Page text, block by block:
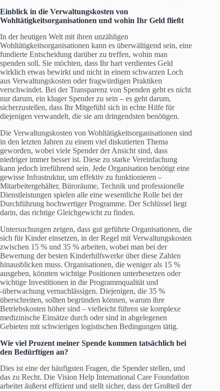
Einblick in die Verwaltungskosten von
Wohltätigkeitsorganisationen und wohin Ihr Geld fließt
In der heutigen Welt mit ihren unzähligen
Wohltätigkeitsorganisationen kann es überwältigend sein, eine
fundierte Entscheidung darüber zu treffen, wohin man
spenden soll. Sie möchten, dass Ihr hart verdientes Geld
wirklich etwas bewirkt und nicht in einem schwarzen Loch
aus Verwaltungskosten oder fragwürdigen Praktiken
verschwindet. Bei der Transparenz von Spenden geht es nicht
nur darum, ein kluger Spender zu sein – es geht darum,
sicherzustellen, dass Ihr Mitgefühl sich in echte Hilfe für
diejenigen verwandelt, die sie am dringendsten benötigen.
Die Verwaltungskosten von Wohltätigkeitsorganisationen sind
in den letzten Jahren zu einem viel diskutierten Thema
geworden, wobei viele Spender der Ansicht sind, dass
niedriger immer besser ist. Diese zu starke Vereinfachung
kann jedoch irreführend sein. Jede Organisation benötigt eine
gewisse Infrastruktur, um effektiv zu funktionieren –
Mitarbeitergehälter, Büroräume, Technik und professionelle
Dienstleistungen spielen alle eine wesentliche Rolle bei der
Durchführung hochwertiger Programme. Der Schlüssel liegt
darin, das richtige Gleichgewicht zu finden.
Untersuchungen zeigen, dass gut geführte Organisationen, die
sich für Kinder einsetzen, in der Regel mit Verwaltungskosten
zwischen 15 % und 35 % arbeiten, wobei man bei der
Bewertung der besten Kinderhilfswerke über diese Zahlen
hinausblicken muss. Organisationen, die weniger als 15 %
ausgeben, könnten wichtige Positionen unterbesetzen oder
wichtige Investitionen in die Programmqualität und
-überwachung vernachlässigen. Diejenigen, die 35 %
überschreiten, sollten begründen können, warum ihre
Betriebskosten höher sind – vielleicht führen sie komplexe
medizinische Einsätze durch oder sind in abgelegenen
Gebieten mit schwierigen logistischen Bedingungen tätig.
Wie viel Prozent meiner Spende kommen tatsächlich bei
den Bedürftigen an?
Dies ist eine der häufigsten Fragen, die Spender stellen, und
das zu Recht. Die Vision Help International Care Foundation
arbeitet äußerst effizient und stellt sicher, dass der Großteil der